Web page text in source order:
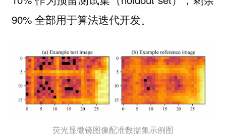
90% 全部用于算法迭代开发。
荧光显微镜图像配准数据集示例图